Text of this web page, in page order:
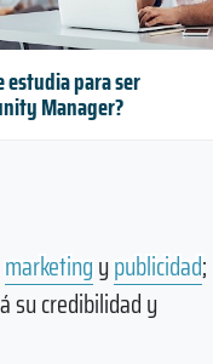
estudia para ser
Manager?
marketingypublicidad;
su credibilidad y